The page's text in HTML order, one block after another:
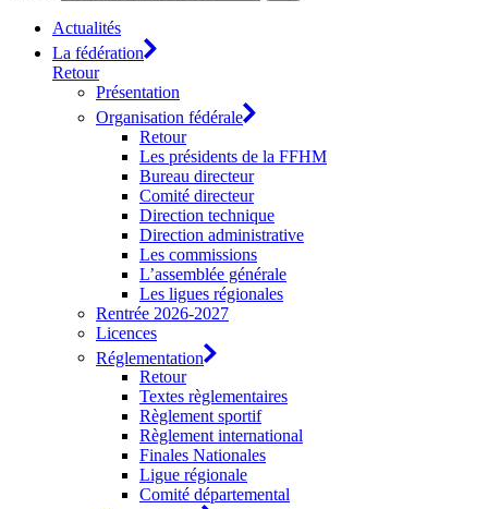
Actualités
La fédération
Retour
Présentation
Organisation fédérale
Retour
Les présidents de la FFHM
Bureau directeur
Comité directeur
Direction technique
Direction administrative
Les commissions
L’assemblée générale
Les ligues régionales
Rentrée 2026-2027
Licences
Réglementation
Retour
Textes règlementaires
Règlement sportif
Règlement international
Finales Nationales
Ligue régionale
Comité départemental